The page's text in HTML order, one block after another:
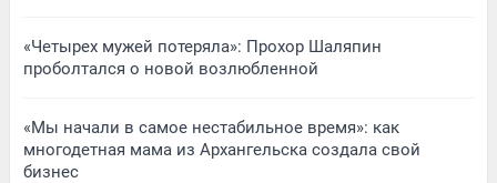
«Четырех мужей потеряла»: Прохор Шаляпин
проболтался о новой возлюбленной
«Мы начали в самое нестабильное время»: как
многодетная мама из Архангельска создала свой
бизнес